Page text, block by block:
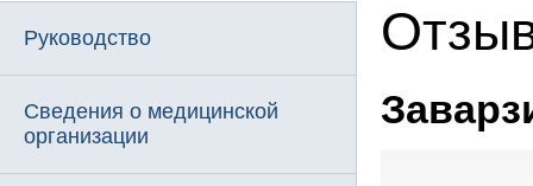
Руководство
Сведения о медицинской
организации